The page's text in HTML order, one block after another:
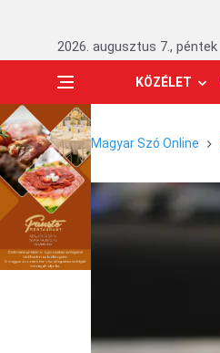
2026. augusztus 7., péntek
KÖZÉLET
Magyar Szó Online